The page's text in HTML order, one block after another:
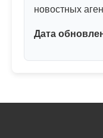
новостных
Дата